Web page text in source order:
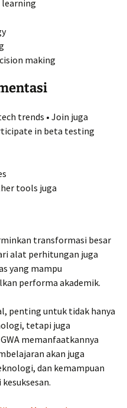
making
trends • Join juga
in beta testing
tools juga
transformasi besar
alat perhitungan juga
yang mampu
performa akademik.
penting untuk tidak hanya
tetapi juga
memanfaatkannya
akan juga
dan kemampuan